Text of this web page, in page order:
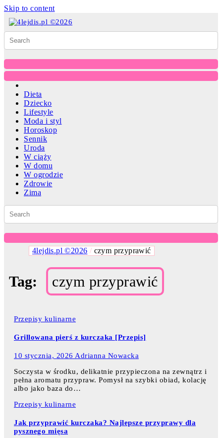
Skip to content
Dieta
Dziecko
Lifestyle
Moda i styl
Horoskop
Sennik
Uroda
W ciąży
W domu
W ogrodzie
Zdrowie
Zima
4lejdis.pl ©2026 / czym przyprawić
Tag: czym przyprawić
Przepisy kulinarne
Grillowana pierś z kurczaka [Przepis]
10 stycznia, 2026 Adrianna Nowacka
Soczysta w środku, delikatnie przypieczona na zewnątrz i
pełna aromatu przypraw. Pomysł na szybki obiad, kolację
albo jako baza do…
Przepisy kulinarne
Jak przyprawić kurczaka? Najlepsze przyprawy dla
pysznego mięsa